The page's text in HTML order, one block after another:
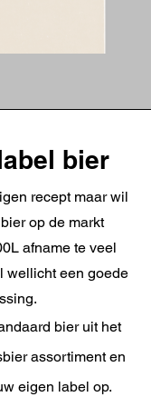
bier
recept maar wil
op de markt
afname te veel
wellicht een goede
bier uit het
assortiment en
eigen label op.